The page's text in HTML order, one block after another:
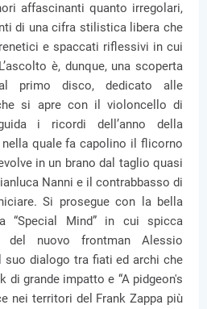
affascinanti quanto irregolari,
di una cifra stilistica libera che
e spaccati riflessivi in cui
è, dunque, una scoperta
primo disco, dedicato alle
si apre con il violoncello di
i ricordi dell’anno della
nella quale fa capolino il flicorno
in un brano dal taglio quasi
Nanni e il contrabbasso di
Si prosegue con la bella
“Special Mind” in cui spicca
del nuovo frontman Alessio
suo dialogo tra fiati ed archi che
di grande impatto e “A pidgeon's
nei territori del Frank Zappa più